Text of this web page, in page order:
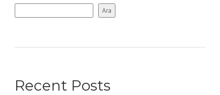
Ara
Recent Posts